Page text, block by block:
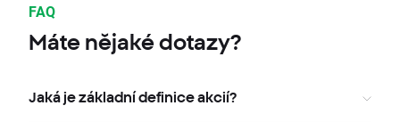
FAQ
Máte nějaké dotazy?
Jaká je základní definice akcií?